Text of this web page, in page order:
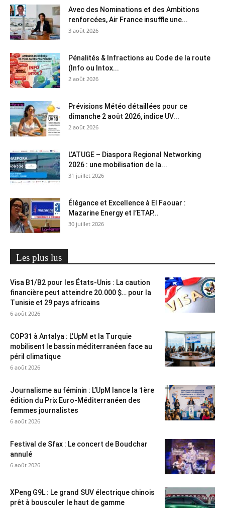
Avec des Nominations et des Ambitions
renforcées, Air France insuffle une...
3 août 2026
Pénalités & Infractions au Code de la route
(Info ou Intox...
2 août 2026
Prévisions Météo détaillées pour ce
dimanche 2 août 2026, indice UV...
2 août 2026
L’ATUGE – Diaspora Regional Networking
2026 : une mobilisation de la...
31 juillet 2026
Élégance et Excellence à El Faouar :
Mazarine Energy et l’ETAP...
30 juillet 2026
Les plus lus
Visa B1/B2 pour les États-Unis : La caution
financière peut atteindre 20.000 $… pour la
Tunisie et 29 pays africains
6 août 2026
COP31 à Antalya : L’UpM et la Turquie
mobilisent le bassin méditerranéen face au
péril climatique
6 août 2026
Journalisme au féminin : L’UpM lance la 1ère
édition du Prix Euro-Méditerranéen des
femmes journalistes
6 août 2026
Festival de Sfax : Le concert de Boudchar
annulé
6 août 2026
XPeng G9L : Le grand SUV électrique chinois
prêt à bousculer le haut de gamme